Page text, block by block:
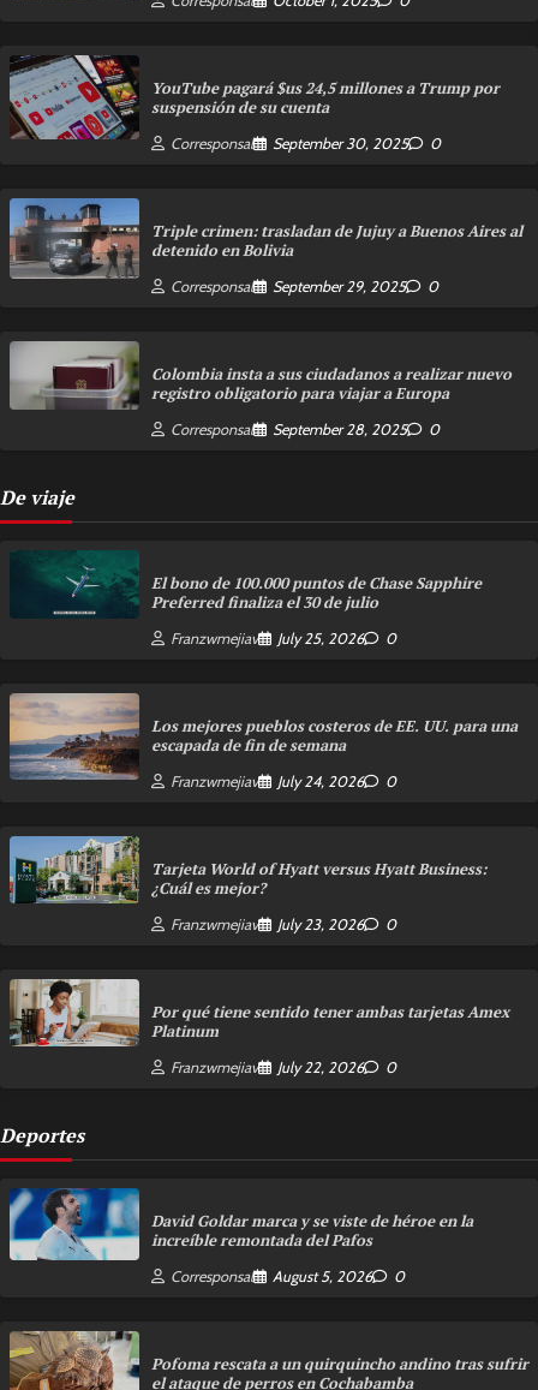
YouTube pagará $us 24,5 millones a Trump por
suspensión de su cuenta
Corresponsal September 30, 2025 0
Triple crimen: trasladan de Jujuy a Buenos Aires al
detenido en Bolivia
Corresponsal September 29, 2025 0
Colombia insta a sus ciudadanos a realizar nuevo
registro obligatorio para viajar a Europa
Corresponsal September 28, 2025 0
De viaje
El bono de 100.000 puntos de Chase Sapphire
Preferred finaliza el 30 de julio
Franzwmejiav July 25, 2026 0
Los mejores pueblos costeros de EE. UU. para una
escapada de fin de semana
Franzwmejiav July 24, 2026 0
Tarjeta World of Hyatt versus Hyatt Business:
¿Cuál es mejor?
Franzwmejiav July 23, 2026 0
Por qué tiene sentido tener ambas tarjetas Amex
Platinum
Franzwmejiav July 22, 2026 0
Deportes
David Goldar marca y se viste de héroe en la
increíble remontada del Pafos
Corresponsal August 5, 2026 0
Pofoma rescata a un quirquincho andino tras sufrir
el ataque de perros en Cochabamba